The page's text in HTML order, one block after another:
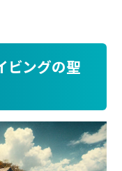
ビングの聖